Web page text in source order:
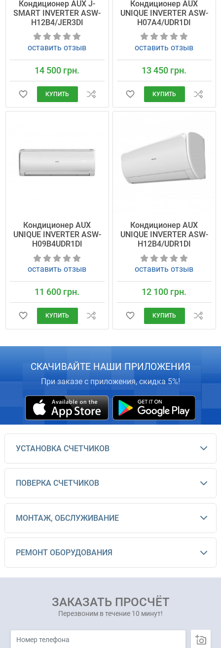
Кондиционер AUX J-
SMART INVERTER ASW-
H12B4/JER3DI
оставить отзыв
14 500 грн.
КУПИТЬ
Кондиционер AUX
UNIQUE INVERTER ASW-
H07A4/UDR1DI
оставить отзыв
13 450 грн.
КУПИТЬ
Кондиционер AUX
UNIQUE INVERTER ASW-
H09B4UDR1DI
оставить отзыв
11 600 грн.
КУПИТЬ
Кондиционер AUX
UNIQUE INVERTER ASW-
H12B4/UDR1DI
оставить отзыв
12 100 грн.
КУПИТЬ
СКАЧИВАЙТЕ НАШИ ПРИЛОЖЕНИЯ
При заказе с приложения, скидка 5%!
УСТАНОВКА СЧЕТЧИКОВ
ПОВЕРКА СЧЕТЧИКОВ
МОНТАЖ, ОБСЛУЖИВАНИЕ
РЕМОНТ ОБОРУДОВАНИЯ
ЗАКАЗАТЬ ПРОСЧЁТ
Перезвоним в течение 10 минут!